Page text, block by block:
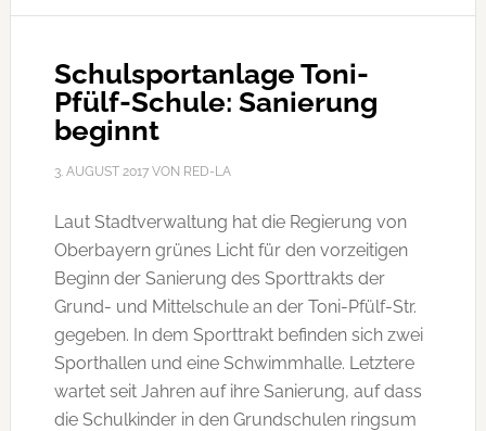
Kinderhäusern?
Schulsportanlage Toni-
Pfülf-Schule: Sanierung
beginnt
3. AUGUST 2017VON RED-LA
Laut Stadtverwaltung hat die Regierung von
Oberbayern grünes Licht für den vorzeitigen
Beginn der Sanierung des Sporttrakts der
Grund- und Mittelschule an der Toni-Pfülf-Str.
gegeben. In dem Sporttrakt befinden sich zwei
Sporthallen und eine Schwimmhalle. Letztere
wartet seit Jahren auf ihre Sanierung, auf dass
die Schulkinder in den Grundschulen ringsum